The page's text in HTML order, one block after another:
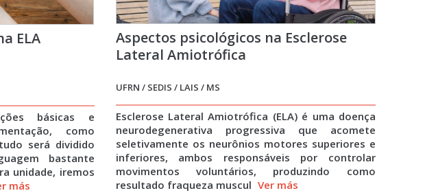
ELA
básicas e
como
será dividido
bastante
unidade, iremos
más
Aspectos psicológicos na Esclerose
Lateral Amiotrófica
UFRN / SEDIS / LAIS / MS
Esclerose Lateral Amiotrófica (ELA) é uma doença
neurodegenerativa progressiva que acomete
seletivamente os neurônios motores superiores e
inferiores, ambos responsáveis por controlar
movimentos voluntários, produzindo como
resultado fraqueza muscul Ver más